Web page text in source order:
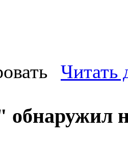
Читать